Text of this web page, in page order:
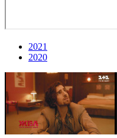
2021
2020